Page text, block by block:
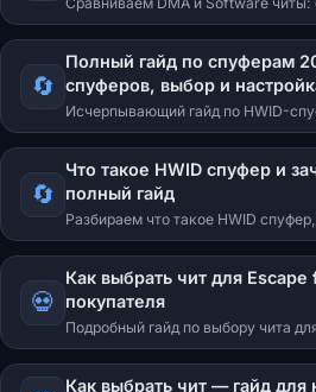
функции, сложность.
а когда программный подход.
🔄
Полный гайд по спуферам
спуферов, выбор и
Исчерпывающий гайд по HWID-
(temporary, permanent, firmware,
выбрать и настроить. Всё о HWID-
🔄
Что такое HWID спуфер и
полный гайд
Разбираем что такое HWID
железа, когда нужен спуфер и
новичков.
💀
Как выбрать чит для
покупателя
Подробный гайд по выбору чита
DMA vs софт, радары, ESP,
выбрать в 2026 году.
Как выбрать чит — гайд для